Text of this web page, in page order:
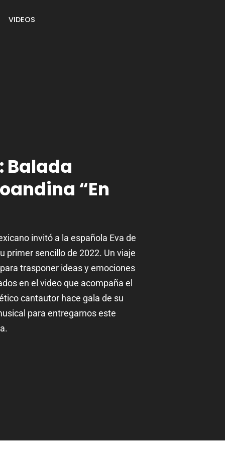
VIDEOS
Balada
“En
invitó a la española Eva de
primer sencillo de 2022. Un viaje
trasponer ideas y emociones
en el video que acompaña el
cantautor hace gala de su
para entregarnos este